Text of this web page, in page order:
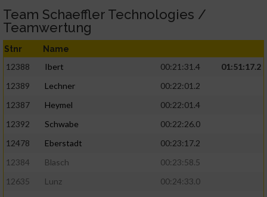
Team Schaeffler Technologies /
Teamwertung
Stnr Name
12388 Ibert 00:21:31.4
01:51:17.2
12389
Lechner
00:22:01.2
12387
Heymel
00:22:01.4
12392
Schwabe
00:22:26.0
12478
Eberstadt
00:23:17.2
12384
Blasch
00:23:58.5
12635
Lunz
00:24:33.0